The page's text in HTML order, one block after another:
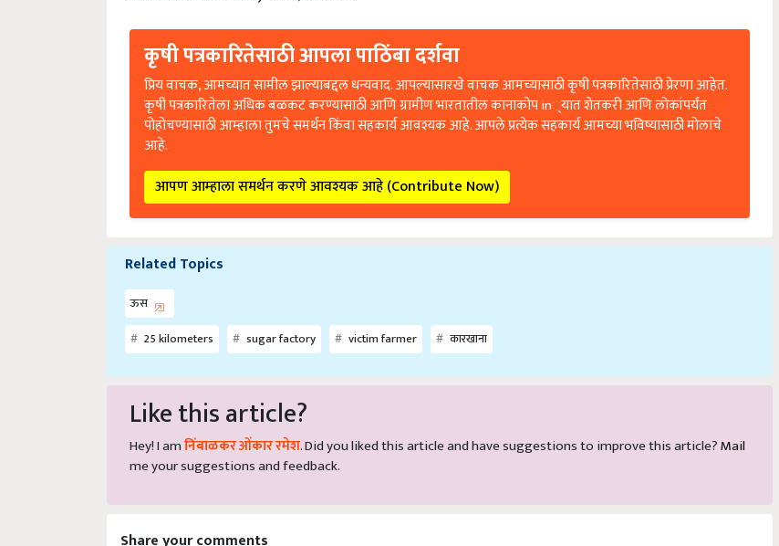
कृषी पत्रकारितेसाठी आपला पाठिंबा दर्शवा
प्रिय वाचक, आमच्यात सामील झाल्याबद्दल धन्यवाद. आपल्यासारखे वाचक आमच्यासाठी कृषी पत्रकारितेसाठी प्रेरणा आहेत.
कृषी पत्रकारितेला अधिक बळकट करण्यासाठी आणि ग्रामीण भारतातील कानाकोप in्यात शेतकरी आणि लोकांपर्यंत
पोहोचण्यासाठी आम्हाला तुमचे समर्थन किंवा सहकार्य आवश्यक आहे. आपले प्रत्येक सहकार्य आमच्या भविष्यासाठी मोलाचे
आहे.
आपण आम्हाला समर्थन करणे आवश्यक आहे (Contribute Now)
Related Topics
ऊस
25 kilometers
sugar factory victim farmer कारखाना
Like this article?
Hey! I am निंबाळकर ओंकार रमेश . Did you liked this article and have suggestions to improve this article? Mail
me your suggestions and feedback.
Share your comments